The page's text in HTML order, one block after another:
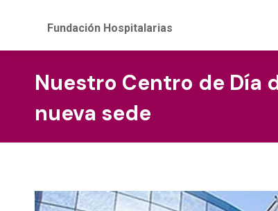
Fundación Hospitalarias
Nuestro Centro de Día
nueva sede